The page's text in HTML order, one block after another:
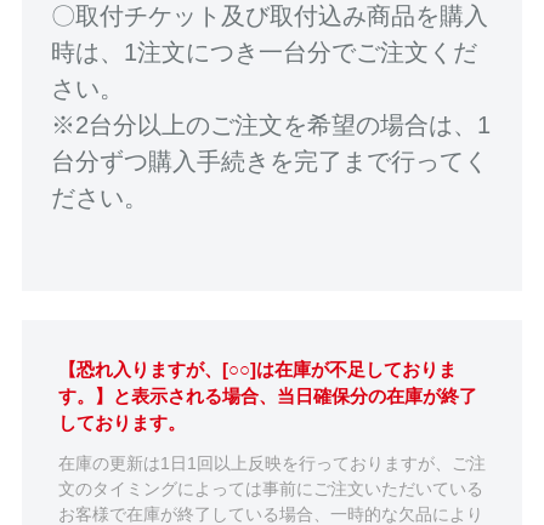
〇取付チケット及び取付込み商品を購入
時は、1注文につき一台分でご注文くだ
さい。
※2台分以上のご注文を希望の場合は、1
台分ずつ購入手続きを完了まで行ってく
ださい。
【恐れ入りますが、[○○]は在庫が不足しておりま
す。】と表示される場合、当日確保分の在庫が終了
しております。
在庫の更新は1日1回以上反映を行っておりますが、ご注
文のタイミングによっては事前にご注文いただいている
お客様で在庫が終了している場合、一時的な欠品により